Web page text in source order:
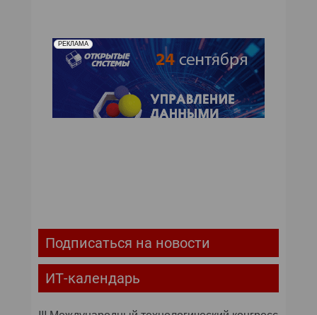
РЕКЛАМА
Подписаться на новости
ИТ-календарь